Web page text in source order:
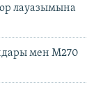
лауазымына
мен M270